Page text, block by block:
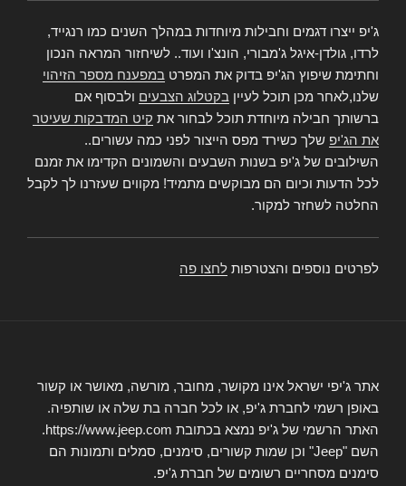
ג'יפ ייצרו דגמים וחבילות מיוחדות במהלך השנים כמו רנגייד,
לרדו, גולדן-איגל ג'מבורי, הונצ'ו ועוד.. לשיחזור המראה הנכון
וחתימת שיפוץ הג'יפ בדוק את המפרט במפענח מספר הזיהוי
שלנו,לאחר מכן תוכל לעיין בקטלוג הצבעים ולבסוף אם
ברשותך חבילה מיוחדת תוכל לבחור את קיט המדבקות שעיטר
את הג'יפ שלך כשירד מפס הייצור לפני כמה עשורים..
השילובים של ג'יפ בשנות השבעים והשמונים הקדימו את זמנם
לכל הדעות וכיום הם מבוקשים מתמיד! מקווים שעזרנו לך לקבל
החלטה לשחזר למקור.
לפרטים נוספים והצטרפות לחצו פה
אתר ג'יפי ישראל אינו מקושר, מחובר, מורשה, מאושר או קשור
באופן רשמי לחברת ג'יפ, או לכל חברה בת שלה או שותפיה.
האתר הרשמי של ג'יפ נמצא בכתובת https://www.jeep.com.
השם "Jeep" וכן שמות קשורים, סימנים, סמלים ותמונות הם
סימנים מסחריים רשומים של חברת ג'יפ.